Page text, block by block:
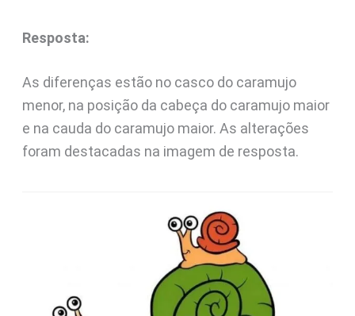
Resposta:
As diferenças estão no casco do caramujo
menor, na posição da cabeça do caramujo maior
e na cauda do caramujo maior. As alterações
foram destacadas na imagem de resposta.